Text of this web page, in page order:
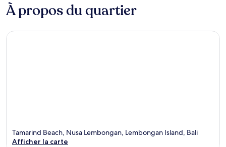
À propos du quartier
Tamarind Beach, Nusa Lembongan, Lembongan Island, Bali
Afficher la carte